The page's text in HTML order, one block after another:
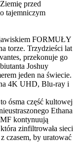
przed
tajemniczym
FORMUŁY
torze. Trzydzieści lat
przekonuje go
Joshuy
jeden na świecie.
4K UHD, Blu-ray i
ósma część kultowej
Ethana
kontynuują
zinfiltrowała sieci
czasem, by uratować